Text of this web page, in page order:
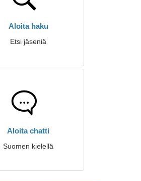
Aloita haku
Etsi jäseniä
Aloita chatti
Suomen kielellä